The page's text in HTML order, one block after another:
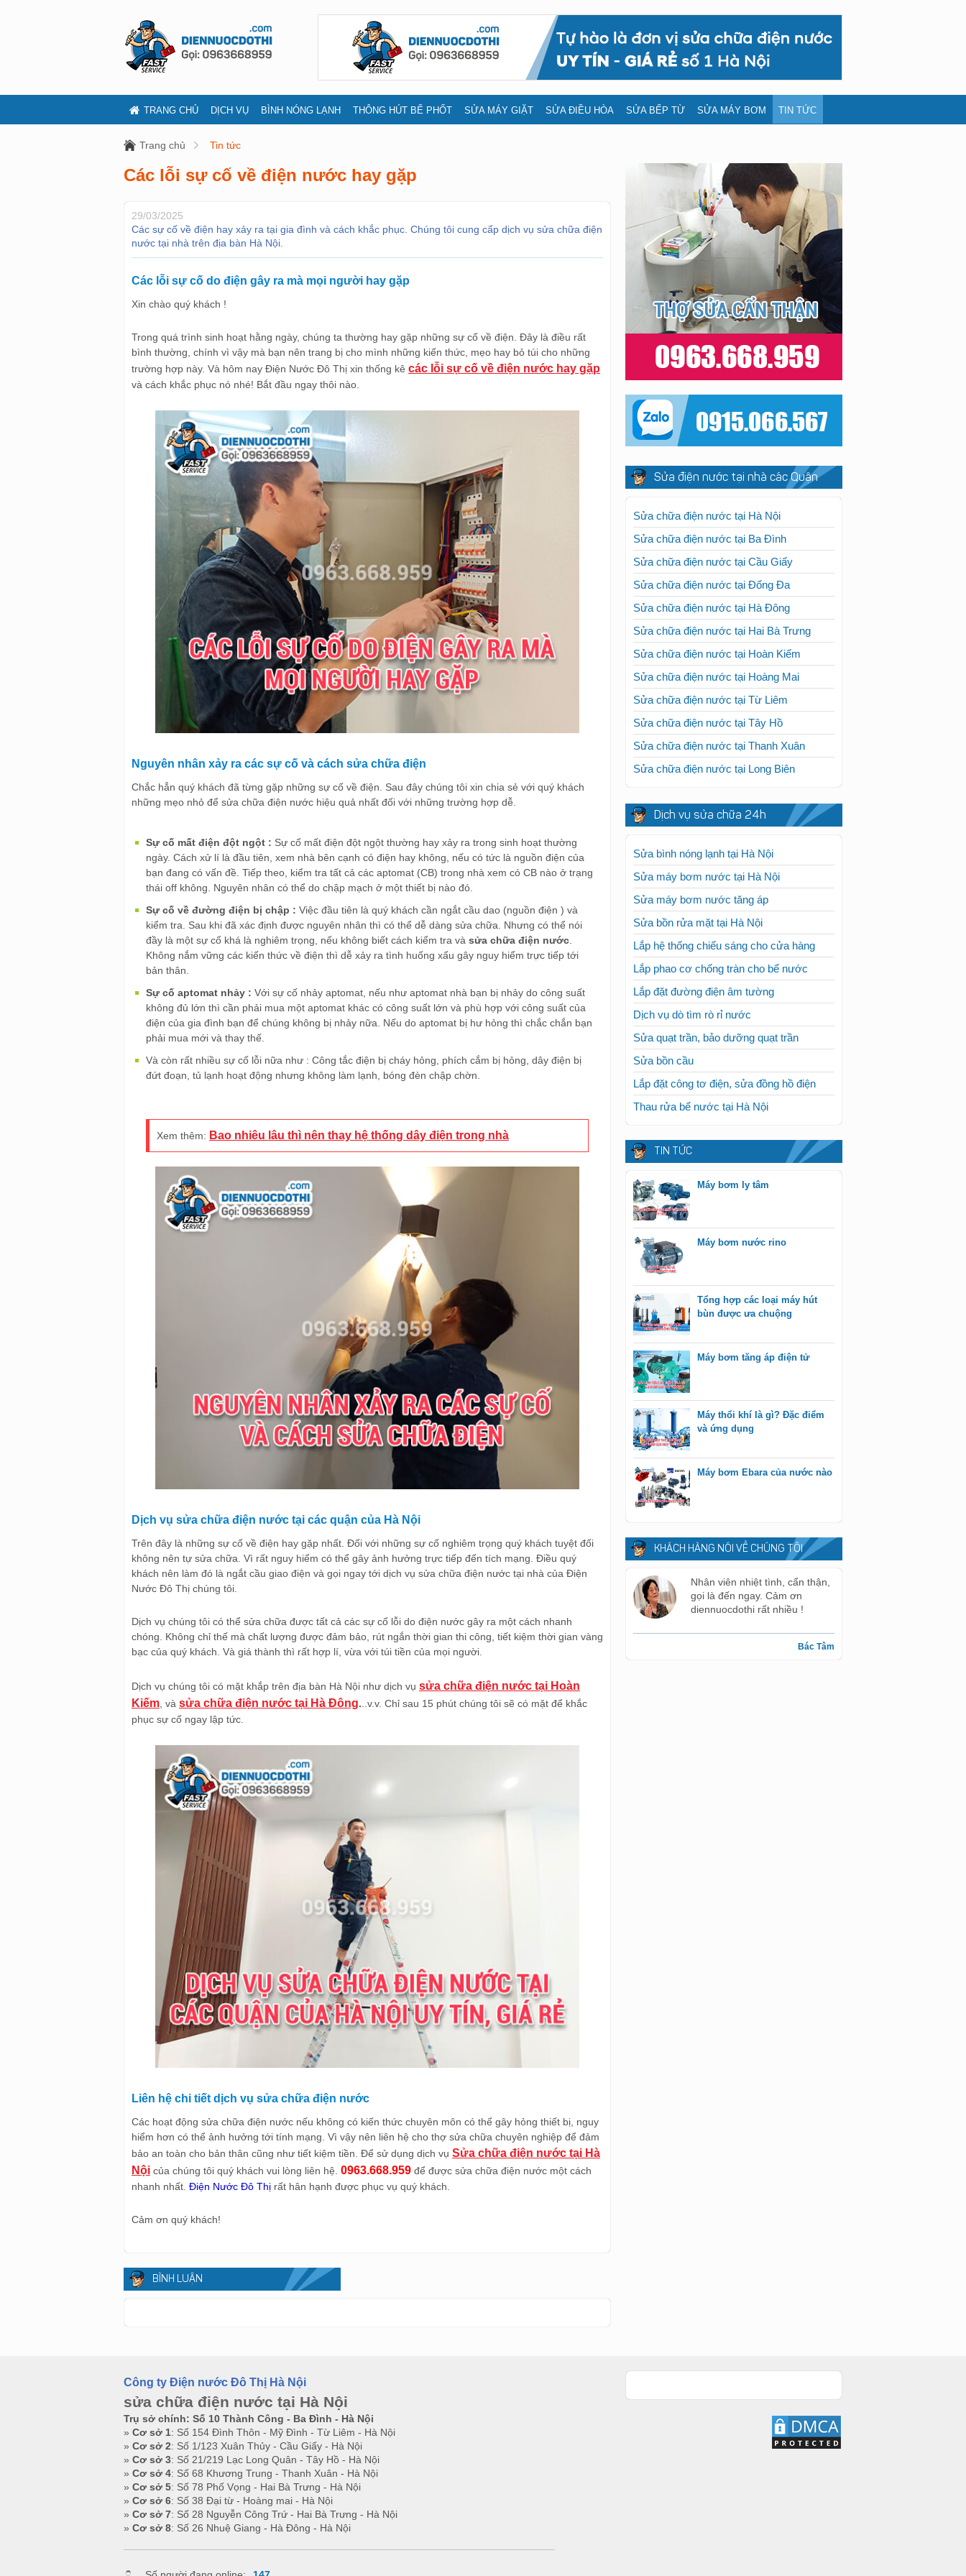
TRANG CHỦ DỊCH VỤ BÌNH NÓNG LẠNH THÔNG HÚT BỂ PHỐT SỬA MÁY GIẶT SỬA ĐIỀU HÒA SỬA BẾP TỪ SỬA MÁY BƠM TIN TỨC
Trang chủ Tin tức
Các lỗi sự cố về điện nước hay gặp
29/03/2025
Các sự cố về điện hay xảy ra tại gia đình và cách khắc phục. Chúng tôi cung cấp dịch vụ sửa chữa điện
nước tại nhà trên địa bàn Hà Nội.
Các lỗi sự cố do điện gây ra mà mọi người hay gặp
Xin chào quý khách !
Trong quá trình sinh hoạt hằng ngày, chúng ta thường hay gặp những sự cố về điện. Đây là điều rất
bình thường, chính vì vậy mà bạn nên trang bị cho mình những kiến thức, mẹo hay bỏ túi cho những
trường hợp này. Và hôm nay Điện Nước Đô Thị xin thống kê các lỗi sự cố về điện nước hay gặp
và cách khắc phục nó nhé! Bắt đầu ngay thôi nào.
Nguyên nhân xảy ra các sự cố và cách sửa chữa điện
Chắc hẳn quý khách đã từng gặp những sự cố về điện. Sau đây chúng tôi xin chia sẻ với quý khách
những mẹo nhỏ để sửa chữa điện nước hiệu quả nhất đối với những trường hợp dễ.
Sự cố mất điện đột ngột : Sự cố mất điện đột ngột thường hay xảy ra trong sinh hoạt thường
ngày. Cách xử lí là đầu tiên, xem nhà bên cạnh có điện hay không, nếu có tức là nguồn điện của
bạn đang có vấn đề. Tiếp theo, kiểm tra tất cả các aptomat (CB) trong nhà xem có CB nào ở trạng
thái off không. Nguyên nhân có thể do chập mạch ở một thiết bị nào đó.
Sự cố về đường điện bị chập : Việc đầu tiên là quý khách cần ngắt cầu dao (nguồn điện ) và
kiểm tra. Sau khi đã xác định được nguyên nhân thì có thể dễ dàng sửa chữa. Nhưng có thể nói
đầy là một sự cố khá là nghiêm trọng, nếu không biết cách kiểm tra và sửa chữa điện nước
Không nắm vững các kiến thức về điện thì dễ xảy ra tình huống xấu gây nguy hiểm trực tiếp tới
bản thân.
Sự cố aptomat nhảy : Với sự cố nhảy aptomat, nếu như aptomat nhà bạn bị nhảy do công suất
không đủ lớn thì cần phải mua một aptomat khác có công suất lớn và phù hợp với công suất của
điện của gia đình bạn để chúng không bị nhảy nữa. Nếu do aptomat bị hư hỏng thì chắc chắn bạn
phải mua mới và thay thế.
Và còn rất nhiều sự cố lỗi nữa như : Công tắc điện bị cháy hỏng, phích cắm bị hỏng, dây điện bị
đứt đoạn, tủ lạnh hoạt động nhưng không làm lạnh, bóng đèn chập chờn.
Xem thêm: Bao nhiêu lâu thì nên thay hệ thống dây điện trong nhà
Dịch vụ sửa chữa điện nước tại các quận của Hà Nội
Trên đây là những sự cố về điện hay gặp nhất. Đối với những sự cố nghiêm trọng quý khách tuyệt đối
không nên tự sửa chữa. Vì rất nguy hiểm có thể gây ảnh hưởng trực tiếp đến tích mạng. Điều quý
khách nên làm đó là ngắt cầu giao điện và gọi ngay tới dịch vụ sửa chữa điện nước tại nhà của Điện
Nước Đô Thị chúng tôi.
Dịch vụ chúng tôi có thể sửa chữa được tất cả các sự cố lỗi do điện nước gây ra một cách nhanh
chóng. Không chỉ thế mà chất lượng được đảm bảo, rút ngắn thời gian thi công, tiết kiệm thời gian vàng
bạc của quý khách. Và giá thành thì rất hợp lí, vừa với túi tiền của mọi người.
Dịch vụ chúng tôi có mặt khắp trên địa bàn Hà Nội như dịch vụ sửa chữa điện nước tại Hoàn
Kiếm , và sửa chữa điện nước tại Hà Đông. ..v.v. Chỉ sau 15 phút chúng tôi sẽ có mặt để khắc
phục sự cố ngay lập tức.
Liên hệ chi tiết dịch vụ sửa chữa điện nước
Các hoạt động sửa chữa điện nước nếu không có kiến thức chuyên môn có thể gây hỏng thiết bị, nguy
hiểm hơn có thể ảnh hưởng tới tính mạng. Vì vậy nên liên hệ cho thợ sửa chữa chuyên nghiệp để đảm
bảo an toàn cho bản thân cũng như tiết kiệm tiền. Để sử dụng dịch vụ Sửa chữa điện nước tại Hà
Nội của chúng tôi quý khách vui lòng liên hệ. 0963.668.959 để được sửa chữa điện nước một cách
nhanh nhất. Điện Nước Đô Thị rất hân hạnh được phục vụ quý khách.
Cảm ơn quý khách!
BÌNH LUẬN
Sửa điện nước tại nhà các Quận
Sửa chữa điện nước tại Hà Nội
Sửa chữa điện nước tại Ba Đình
Sửa chữa điện nước tại Cầu Giấy
Sửa chữa điện nước tại Đống Đa
Sửa chữa điện nước tại Hà Đông
Sửa chữa điện nước tại Hai Bà Trưng
Sửa chữa điện nước tại Hoàn Kiếm
Sửa chữa điện nước tại Hoàng Mai
Sửa chữa điện nước tại Từ Liêm
Sửa chữa điện nước tại Tây Hồ
Sửa chữa điện nước tại Thanh Xuân
Sửa chữa điện nước tại Long Biên
Dịch vụ sửa chữa 24h
Sửa bình nóng lạnh tại Hà Nội
Sửa máy bơm nước tại Hà Nội
Sửa máy bơm nước tăng áp
Sửa bồn rửa mặt tại Hà Nội
Lắp hệ thống chiếu sáng cho cửa hàng
Lắp phao cơ chống tràn cho bể nước
Lắp đặt đường điện âm tường
Dịch vụ dò tìm rò rỉ nước
Sửa quạt trần, bảo dưỡng quạt trần
Sửa bồn cầu
Lắp đặt công tơ điện, sửa đồng hồ điện
Thau rửa bể nước tại Hà Nội
TIN TỨC
Máy bơm ly tâm
Máy bơm nước rino
Tổng hợp các loại máy hút
bùn được ưa chuộng
Máy bơm tăng áp điện tử
Máy thổi khí là gì? Đặc điểm
và ứng dụng
Máy bơm Ebara của nước nào
KHÁCH HÀNG NÓI VỀ CHÚNG TÔI
Nhân viên nhiệt tình, cẩn thận,
gọi là đến ngay. Cảm ơn
diennuocdothi rất nhiều !
Bác Tâm
Công ty Điện nước Đô Thị Hà Nội
sửa chữa điện nước tại Hà Nội
Trụ sở chính: Số 10 Thành Công - Ba Đình - Hà Nội
» Cơ sở 1: Số 154 Đình Thôn - Mỹ Đình - Từ Liêm - Hà Nội
» Cơ sở 2: Số 1/123 Xuân Thủy - Cầu Giấy - Hà Nội
» Cơ sở 3: Số 21/219 Lạc Long Quân - Tây Hồ - Hà Nội
» Cơ sở 4: Số 68 Khương Trung - Thanh Xuân - Hà Nội
» Cơ sở 5: Số 78 Phố Vọng - Hai Bà Trưng - Hà Nội
» Cơ sở 6: Số 38 Đại từ - Hoàng mai - Hà Nội
» Cơ sở 7: Số 28 Nguyễn Công Trứ - Hai Bà Trưng - Hà Nội
» Cơ sở 8: Số 26 Nhuệ Giang - Hà Đông - Hà Nội